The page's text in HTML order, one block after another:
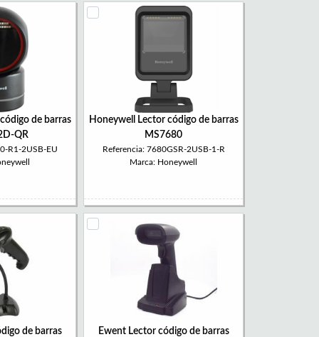
de barras
QR
R1-2USB-EU
Honeywell Lector código de barras
MS7680
Referencia: 7680GSR-2USB-1-R
Marca: Honeywell
de barras
Ewent Lector código de barras